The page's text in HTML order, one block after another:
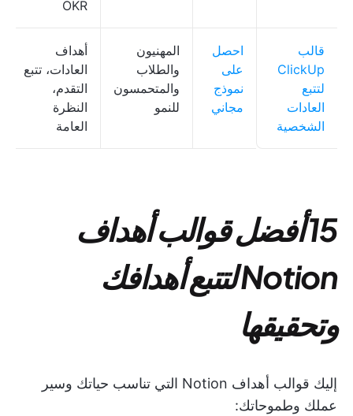
OKR
قالب
ClickUp
لتتبع
العادات
الشخصية
احصل
على
نموذج
مجاني
المهنيون
والطلاب
والمتحمسون
للنمو
أهداف
العادات، تتبع
التقدم،
النظرة
العامة
15 أفضل قوالب أهداف
Notion لتتبع أهدافك
وتحقيقها
إليك قوالب أهداف Notion التي تناسب حياتك وسير
عملك وطموحاتك: